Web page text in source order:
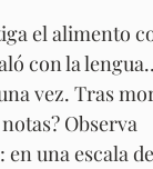
el alimento
con la
vez. Tras
Observa
una escala